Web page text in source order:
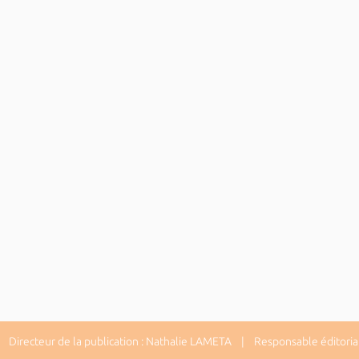
de la publication : Nathalie LAMETA | Responsable éditorial